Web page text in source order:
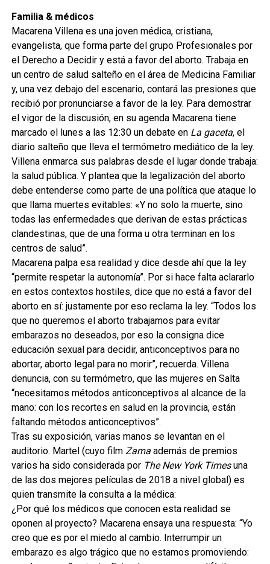
Familia & médicos
Macarena Villena es una joven médica, cristiana,
evangelista, que forma parte del grupo Profesionales por
el Derecho a Decidir y está a favor del aborto. Trabaja en
un centro de salud salteño en el área de Medicina Familiar
y, una vez debajo del escenario, contará las presiones que
recibió por pronunciarse a favor de la ley. Para demostrar
el vigor de la discusión, en su agenda Macarena tiene
marcado el lunes a las 12:30 un debate en La gaceta, el
diario salteño que lleva el termómetro mediático de la ley.
Villena enmarca sus palabras desde el lugar donde trabaja:
la salud pública. Y plantea que la legalización del aborto
debe entenderse como parte de una política que ataque lo
que llama muertes evitables: «Y no solo la muerte, sino
todas las enfermedades que derivan de estas prácticas
clandestinas, que de una forma u otra terminan en los
centros de salud”.
Macarena palpa esa realidad y dice desde ahí que la ley
“permite respetar la autonomía”. Por si hace falta aclararlo
en estos contextos hostiles, dice que no está a favor del
aborto en sí: justamente por eso reclama la ley. “Todos los
que no queremos el aborto trabajamos para evitar
embarazos no deseados, por eso la consigna dice
educación sexual para decidir, anticonceptivos para no
abortar, aborto legal para no morir”, recuerda. Villena
denuncia, con su termómetro, que las mujeres en Salta
“necesitamos métodos anticonceptivos al alcance de la
mano: con los recortes en salud en la provincia, están
faltando métodos anticonceptivos”.
Tras su exposición, varias manos se levantan en el
auditorio. Martel (cuyo film Zamaademás de premios
varios ha sido considerada por The New York Timesuna
de las dos mejores películas de 2018 a nivel global) es
quien transmite la consulta a la médica:
¿Por qué los médicos que conocen esta realidad se
oponen al proyecto? Macarena ensaya una respuesta: “Yo
creo que es por el miedo al cambio. Interrumpir un
embarazo es algo trágico que no estamos promoviendo: